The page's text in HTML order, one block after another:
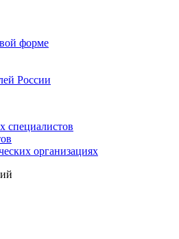
форме
России
специалистов
организациях